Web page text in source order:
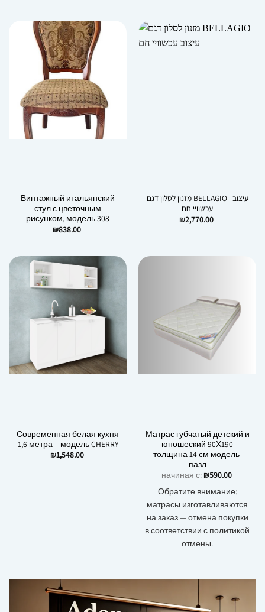
Винтажный итальянский
стул с цветочным
рисунком, модель 308
₪838.00
מזנון לסלון דגם BELLAGIO | עיצוב
עכשוויי חם
₪2,770.00
Современная белая кухня
1,6 метра – модель CHERRY
₪1,548.00
Матрас губчатый детский и
юношеский 90Х190
толщина 14 см модель-
пазл
начиная с: ₪590.00
Обратите внимание:
матрасы изготавливаются
на заказ — отмена покупки
в соответствии с политикой
отмены.